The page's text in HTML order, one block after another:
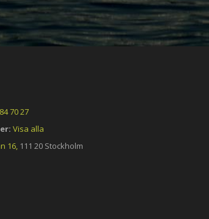
70 27
Visa alla
16, 111 20 Stockholm